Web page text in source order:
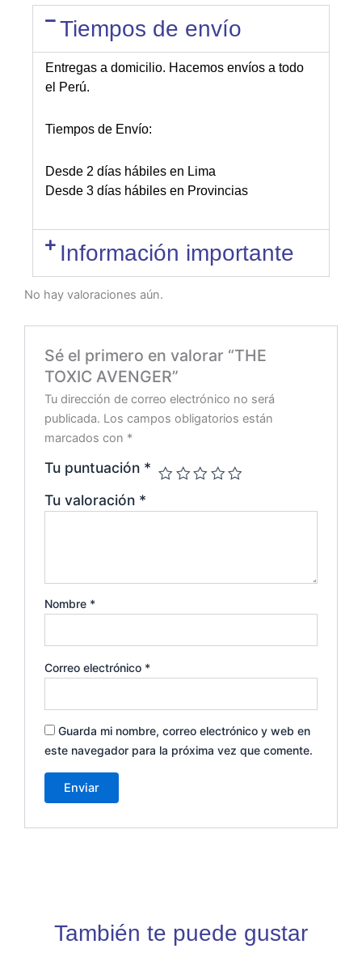
Tiempos de envío
Entregas a domicilio. Hacemos envíos a todo
el Perú.
Tiempos de Envío:
Desde 2 días hábiles en Lima
Desde 3 días hábiles en Provincias
Información importante
No hay valoraciones aún.
Sé el primero en valorar “THE
TOXIC AVENGER”
Tu dirección de correo electrónico no será
publicada. Los campos obligatorios están
marcados con *
Tu puntuación *
Tu valoración *
Nombre *
Correo electrónico *
Guarda mi nombre, correo electrónico y web en
este navegador para la próxima vez que comente.
También te puede gustar